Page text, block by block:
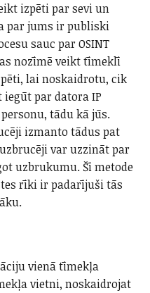
izpēti par sevi un
par jums ir publiski
sauc par OSINT
nozīmē veikt tīmeklī
lai noskaidrotu, cik
par datora IP
tādu kā jūs.
izmanto tādus pat
var uzzināt par
uzbrukumu. Šī metode
rīki ir padarījuši tās
vienā tīmekļa
vietni, noskaidrojat